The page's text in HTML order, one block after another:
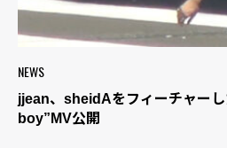
NEWS
jjean、sheidAをフィーチャー
boy”MV公開